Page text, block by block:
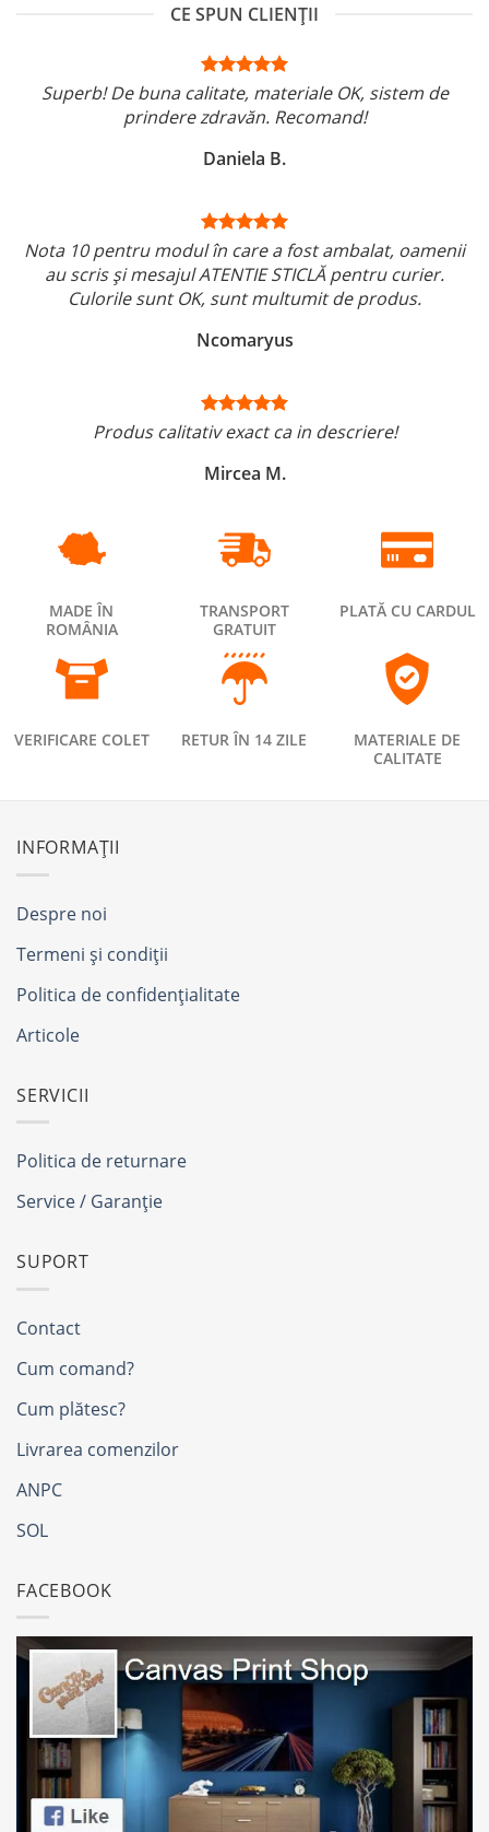
CE SPUN CLIENȚII
Superb! De buna calitate, materiale OK, sistem de
prindere zdravăn. Recomand!
Daniela B.
Nota 10 pentru modul în care a fost ambalat, oamenii
au scris și mesajul ATENTIE STICLĂ pentru curier.
Culorile sunt OK, sunt multumit de produs.
Ncomaryus
Produs calitativ exact ca in descriere!
Mircea M.
MADE ÎN
ROMÂNIA
TRANSPORT
GRATUIT
PLATĂ CU CARDUL
VERIFICARE COLET RETUR ÎN 14 ZILE
MATERIALE DE
CALITATE
INFORMAȚII
Despre noi
Termeni și condiții
Politica de confidențialitate
Articole
SERVICII
Politica de returnare
Service / Garanție
SUPORT
Contact
Cum comand?
Cum plătesc?
Livrarea comenzilor
ANPC
SOL
FACEBOOK